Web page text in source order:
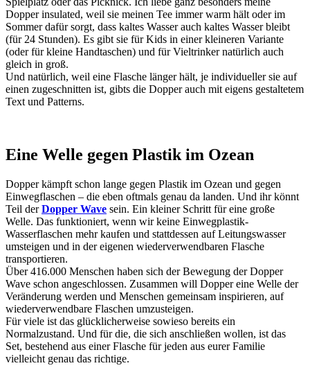
Dopper insulated, weil sie meinen Tee immer warm hält oder im
Sommer dafür sorgt, dass kaltes Wasser auch kaltes Wasser bleibt
(für 24 Stunden). Es gibt sie für Kids in einer kleineren Variante
(oder für kleine Handtaschen) und für Vieltrinker natürlich auch
gleich in groß.
Und natürlich, weil eine Flasche länger hält, je individueller sie auf
einen zugeschnitten ist, gibts die Dopper auch mit eigens gestaltetem
Text und Patterns.
Eine Welle gegen Plastik im Ozean
Dopper kämpft schon lange gegen Plastik im Ozean und gegen
Einwegflaschen – die eben oftmals genau da landen. Und ihr könnt
Teil derDopper Wave sein. Ein kleiner Schritt für eine große
Welle. Das funktioniert, wenn wir keine Einwegplastik-
Wasserflaschen mehr kaufen und stattdessen auf Leitungswasser
umsteigen und in der eigenen wiederverwendbaren Flasche
transportieren.
Über 416.000 Menschen haben sich der Bewegung der Dopper
Wave schon angeschlossen. Zusammen will Dopper eine Welle der
Veränderung werden und Menschen gemeinsam inspirieren, auf
wiederverwendbare Flaschen umzusteigen.
Für viele ist das glücklicherweise sowieso bereits ein
Normalzustand. Und für die, die sich anschließen wollen, ist das
Set, bestehend aus einer Flasche für jeden aus eurer Familie
vielleicht genau das richtige.